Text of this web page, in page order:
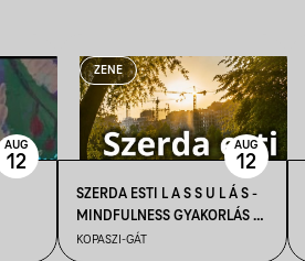
AUG
12
ZENE
SZERDA ESTI L A S S U L Á S -
MINDFULNESS GYAKORLÁS A
NAPLEMENTÉBEN
KOPASZI-GÁT
AUG
12